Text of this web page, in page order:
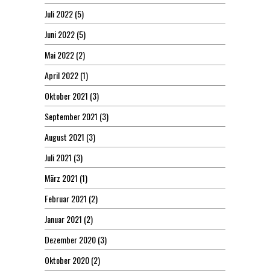
Juli 2022(5)
Juni 2022(5)
Mai 2022(2)
April 2022(1)
Oktober 2021 (3)
September 2021 (3)
August 2021 (3)
Juli 2021 (3)
März 2021 (1)
Februar 2021 (2)
Januar 2021 (2)
Dezember 2020(3)
Oktober 2020(2)